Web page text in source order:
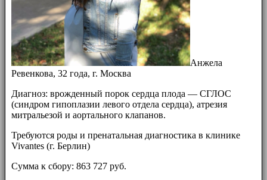
Анжела
Ревенкова, 32 года, г. Москва
Диагноз: врожденный порок сердца плода — СГЛОС
(синдром гипоплазии левого отдела сердца), атрезия
митральезой и аортального клапанов.
Требуются роды и пренатальная диагностика в клинике
Vivantes (г. Берлин)
Сумма к сбору: 863 727 руб.